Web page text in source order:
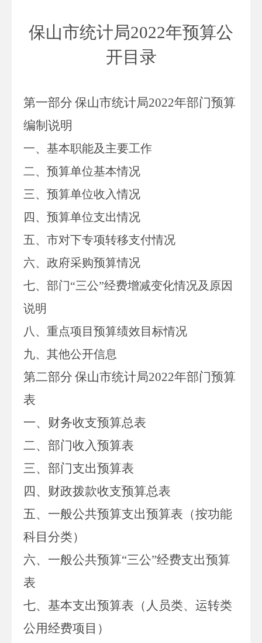
保山市统计局2022年预算公
开目录
第一部分 保山市统计局2022年部门预算
编制说明
一、基本职能及主要工作
二、预算单位基本情况
三、预算单位收入情况
四、预算单位支出情况
五、市对下专项转移支付情况
六、政府采购预算情况
七、部门“三公”经费增减变化情况及原因
说明
八、重点项目预算绩效目标情况
九、其他公开信息
第二部分 保山市统计局2022年部门预算
表
一、财务收支预算总表
二、部门收入预算表
三、部门支出预算表
四、财政拨款收支预算总表
五、一般公共预算支出预算表（按功能
科目分类）
六、一般公共预算“三公”经费支出预算
表
七、基本支出预算表（人员类、运转类
公用经费项目）